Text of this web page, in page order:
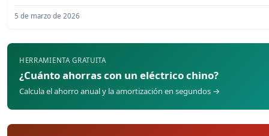
5 de marzo de 2026
HERRAMIENTA GRATUITA
¿Cuánto ahorras con un eléctrico chino?
Calcula el ahorro anual y la amortización en segundos →